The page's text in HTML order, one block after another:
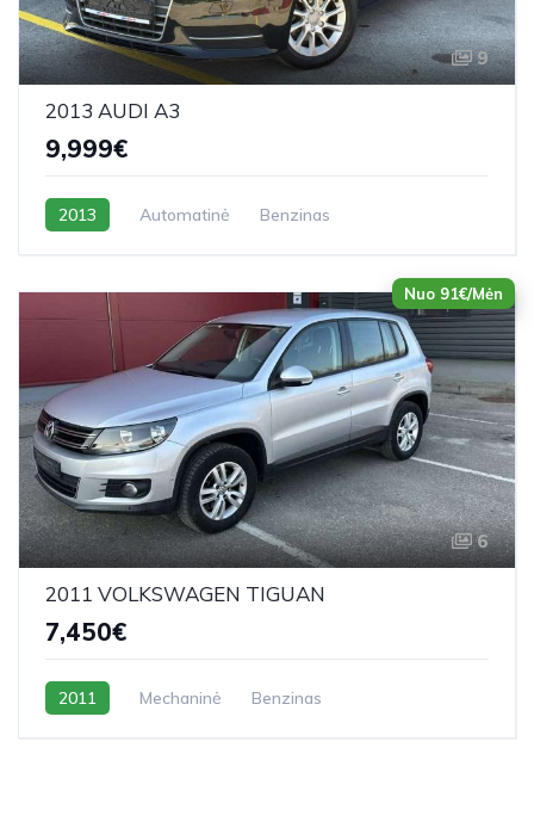
9
2013 AUDI A3
9,999€
2013 Automatinė Benzinas
Nuo 91€/Mėn
6
2011 VOLKSWAGEN TIGUAN
7,450€
2011 Mechaninė Benzinas